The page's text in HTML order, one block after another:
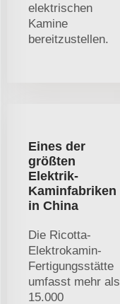
elektrischen
Kamine
bereitzustellen.
Eines der
größten
Elektrik-
Kaminfabriken
in China
Die Ricotta-
Elektrokamin-
Fertigungsstätte
umfasst mehr als
15.000